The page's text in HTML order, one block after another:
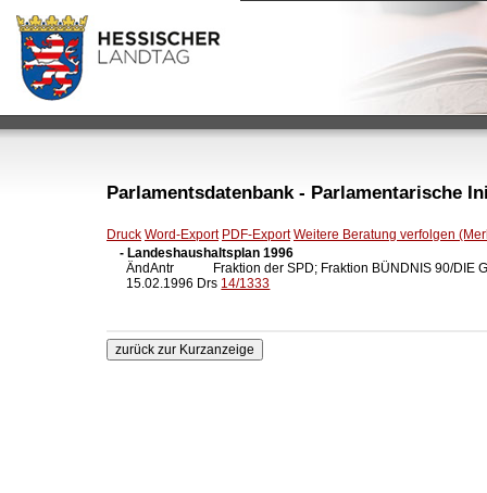
Parlamentsdatenbank - Parlamentarische
Druck Word-Export PDF-Export Weitere Beratung verfolgen
- Landeshaushaltsplan 1996
ÄndAntr            Fraktion der SPD; Fraktion BÜNDNIS 90/DIE
  15.02.1996 Drs
14/1333